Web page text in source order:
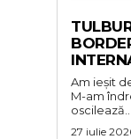
Am ieșit
M-am
oscilează...
27 iulie